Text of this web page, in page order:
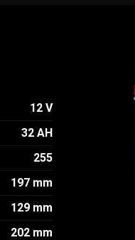
12 V
32 AH
255
197 mm
129 mm
202 mm